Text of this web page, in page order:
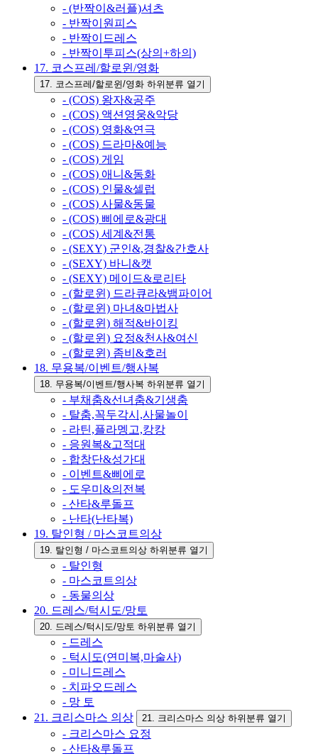
- (반짝이&러플)셔츠
- 반짝이원피스
- 반짝이드레스
- 반짝이투피스(상의+하의)
17. 코스프레/할로윈/영화
17. 코스프레/할로윈/영화 하위분류 열기
- (COS) 왕자&공주
- (COS) 액션영웅&악당
- (COS) 영화&연극
- (COS) 드라마&예능
- (COS) 게임
- (COS) 애니&동화
- (COS) 인물&셀럽
- (COS) 사물&동물
- (COS) 삐에로&광대
- (COS) 세계&전통
- (SEXY) 군인&,경찰&간호사
- (SEXY) 바니&캣
- (SEXY) 메이드&로리타
- (할로윈) 드라큐라&뱀파이어
- (할로윈) 마녀&마법사
- (할로윈) 해적&바이킹
- (할로윈) 요정&천사&여신
- (할로윈) 좀비&호러
18. 무용복/이벤트/행사복
18. 무용복/이벤트/행사복 하위분류 열기
- 부채춤&선녀춤&기생춤
- 탈춤,꼭두각시,사물놀이
- 라틴,플라멩고,캉캉
- 응원복&고적대
- 합창단&성가대
- 이벤트&삐에로
- 도우미&의전복
- 산타&루돌프
- 난타(난타복)
19. 탈인형 / 마스코트의상
19. 탈인형 / 마스코트의상 하위분류 열기
- 탈인형
- 마스코트의상
- 동물의상
20. 드레스/턱시도/망토
20. 드레스/턱시도/망토 하위분류 열기
- 드레스
- 턱시도(연미복,마술사)
- 미니드레스
- 치파오드레스
- 망 토
21. 크리스마스 의상
21. 크리스마스 의상 하위분류 열기
- 크리스마스 요정
- 산타&루돌프